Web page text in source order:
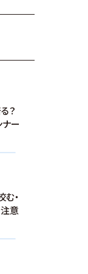
？
ー
・
意